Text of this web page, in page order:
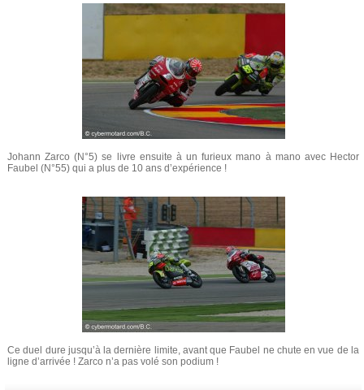
Johann Zarco (N°5) se livre ensuite à un furieux mano à mano avec Hector
Faubel (N°55) qui a plus de 10 ans d’expérience !
Ce duel dure jusqu’à la dernière limite, avant que Faubel ne chute en vue de la
ligne d’arrivée ! Zarco n’a pas volé son podium !